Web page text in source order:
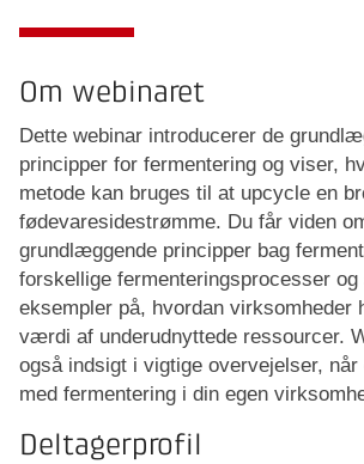
Om webinaret
Dette webinar introducerer de
principper for fermentering og viser,
metode kan bruges til at upcycle en
fødevaresidestrømme. Du får viden
grundlæggende principper bag
forskellige fermenteringsprocesser
eksempler på, hvordan virksomheder
værdi af underudnyttede ressourcer.
også indsigt i vigtige overvejelser, når
med fermentering i din egen
Deltagerprofil